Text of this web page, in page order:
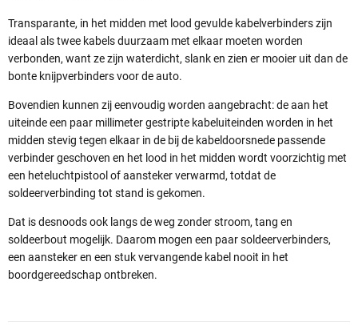
Transparante, in het midden met lood gevulde kabelverbinders zijn
ideaal als twee kabels duurzaam met elkaar moeten worden
verbonden, want ze zijn waterdicht, slank en zien er mooier uit dan de
bonte knijpverbinders voor de auto.
Bovendien kunnen zij eenvoudig worden aangebracht: de aan het
uiteinde een paar millimeter gestripte kabeluiteinden worden in het
midden stevig tegen elkaar in de bij de kabeldoorsnede passende
verbinder geschoven en het lood in het midden wordt voorzichtig met
een heteluchtpistool of aansteker verwarmd, totdat de
soldeerverbinding tot stand is gekomen.
Dat is desnoods ook langs de weg zonder stroom, tang en
soldeerbout mogelijk. Daarom mogen een paar soldeerverbinders,
een aansteker en een stuk vervangende kabel nooit in het
boordgereedschap ontbreken.